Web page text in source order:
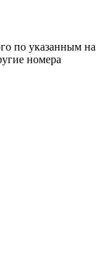
по указанным на
номера